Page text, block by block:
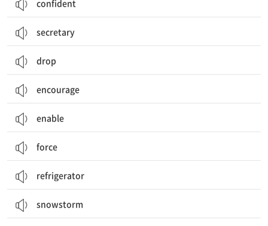
confident
secretary
drop
encourage
enable
force
refrigerator
snowstorm